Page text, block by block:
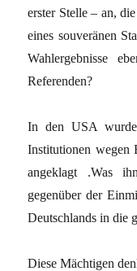
erster Stelle – an,
eines souveränen
Wahlergebnisse
Referenden?
In den USA
Institutionen wegen
angeklagt .Was
gegenüber der
Deutschlands in die
Diese Mächtigen